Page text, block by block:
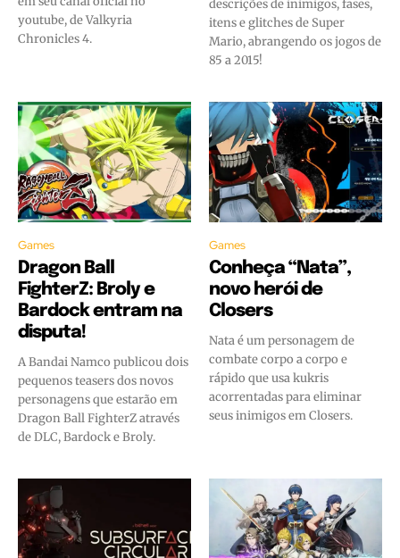
youtube, de Valkyria
Chronicles 4.
descrições de inimigos, fases,
itens e glitches de Super
Mario, abrangendo os jogos de
85 a 2015!
Games
Dragon Ball
FighterZ: Broly e
Bardock entram na
disputa!
A Bandai Namco publicou dois
pequenos teasers dos novos
personagens que estarão em
Dragon Ball FighterZ através
de DLC, Bardock e Broly.
Games
Conheça “Nata”,
novo herói de
Closers
Nata é um personagem de
combate corpo a corpo e
rápido que usa kukris
acorrentadas para eliminar
seus inimigos em Closers.